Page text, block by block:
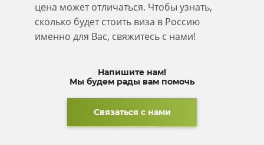
цена может отличаться. Чтобы узнать,
сколько будет стоить виза в Россию
именно для Вас, свяжитесь с нами!
Напишите нам!
Мы будем рады вам помочь
Связаться с нами